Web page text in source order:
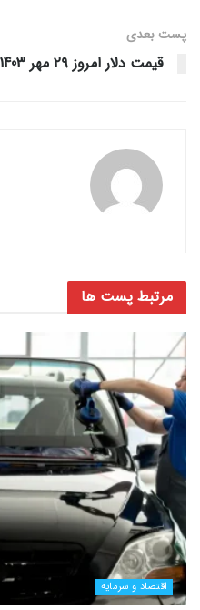
پست‌ بعدی
قیمت دلار امروز ۲۹ مهر 1403
مرتبط پست ها
اقتصاد و سرمایه